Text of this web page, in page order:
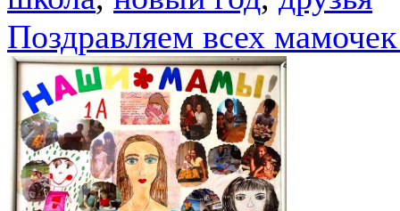
Поздравляем всех